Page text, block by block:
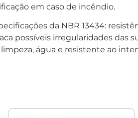
em caso de incêndio.
da NBR 13434:
possíveis irregularidades das
água e resistente ao